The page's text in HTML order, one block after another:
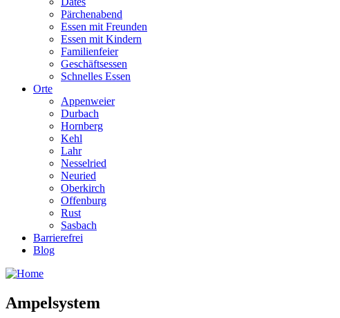
Pärchenabend
Essen mit Freunden
Essen mit Kindern
Familienfeier
Geschäftsessen
Schnelles Essen
Orte
Appenweier
Durbach
Hornberg
Kehl
Lahr
Nesselried
Neuried
Oberkirch
Offenburg
Rust
Sasbach
Barrierefrei
Blog
Ampelsystem